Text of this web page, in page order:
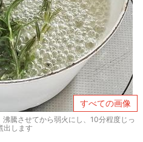
すべての画像
沸騰させてから弱火にし、10分程度じっ
出します